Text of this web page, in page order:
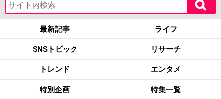
最新記事 ライフ
SNSトピック リサーチ
トレンド エンタメ
特別企画 特集一覧